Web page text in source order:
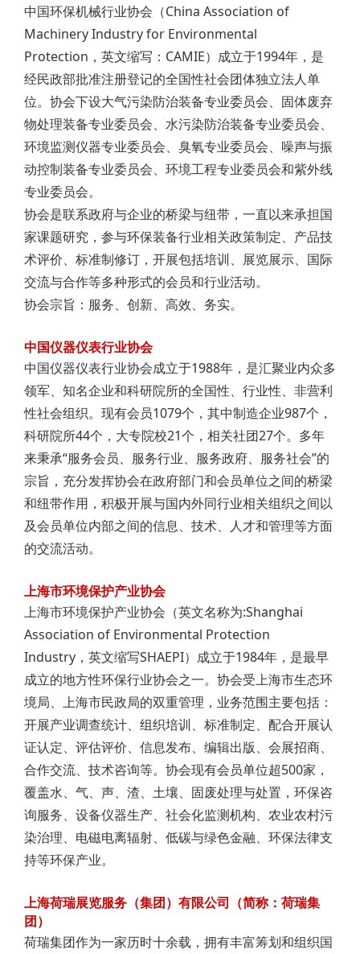
中国环保机械行业协会（China Association of
Machinery Industry for Environmental
Protection，英文缩写：CAMIE）成立于1994年，是
经民政部批准注册登记的全国性社会团体独立法人单
位。协会下设大气污染防治装备专业委员会、固体废弃
物处理装备专业委员会、水污染防治装备专业委员会、
环境监测仪器专业委员会、臭氧专业委员会、噪声与振
动控制装备专业委员会、环境工程专业委员会和紫外线
专业委员会。
协会是联系政府与企业的桥梁与纽带，一直以来承担国
家课题研究，参与环保装备行业相关政策制定、产品技
术评价、标准制修订，开展包括培训、展览展示、国际
交流与合作等多种形式的会员和行业活动。
协会宗旨：服务、创新、高效、务实。
中国仪器仪表行业协会
中国仪器仪表行业协会成立于1988年，是汇聚业内众多
领军、知名企业和科研院所的全国性、行业性、非营利
性社会组织。现有会员1079个，其中制造企业987个，
科研院所44个，大专院校21个，相关社团27个。多年
来秉承“服务会员、服务行业、服务政府、服务社会”的
宗旨，充分发挥协会在政府部门和会员单位之间的桥梁
和纽带作用，积极开展与国内外同行业相关组织之间以
及会员单位内部之间的信息、技术、人才和管理等方面
的交流活动。
上海市环境保护产业协会
上海市环境保护产业协会（英文名称为:Shanghai
Association of Environmental Protection
Industry，英文缩写SHAEPI）成立于1984年，是最早
成立的地方性环保行业协会之一。协会受上海市生态环
境局、上海市民政局的双重管理，业务范围主要包括：
开展产业调查统计、组织培训、标准制定、配合开展认
证认定、评估评价、信息发布、编辑出版、会展招商、
合作交流、技术咨询等。协会现有会员单位超500家，
覆盖水、气、声、渣、土壤、固废处理与处置，环保咨
询服务、设备仪器生产、社会化监测机构、农业农村污
染治理、电磁电离辐射、低碳与绿色金融、环保法律支
持等环保产业。
上海荷瑞展览服务（集团）有限公司（简称：荷瑞集
团）
荷瑞集团作为一家历时十余载，拥有丰富筹划和组织国